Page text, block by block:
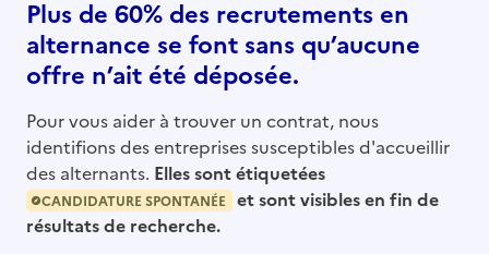
Plus de 60% des recrutements en
alternance se font sans qu’aucune
offre n’ait été déposée.
Pour vous aider à trouver un contrat, nous
identifions des entreprises susceptibles d'accueillir
des alternants. Elles sont étiquetées
CANDIDATURE SPONTANÉE
et sont visibles en fin de
résultats de recherche.